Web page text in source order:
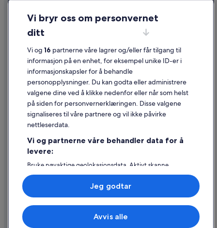
Juridisk informasjon / kontakt oss
Retningslinjer for innhold og rapportering av innhold
Hjelp
Kontakt oss
Avbestille eller endre bestillingen
Refusjonsprosessen og tidsrammer for refusjon
Internasjonale reisedokumenter
© 2026 Expedia, Inc., et Expedia Group-selskap. Med enerett. Expedia
Vi bryr oss om personvernet
ditt
Vi og 16 partnerne våre lagrer og/eller får tilgang til
informasjon på en enhet, for eksempel unike ID-er i
informasjonskapsler for å behandle
personopplysninger. Du kan godta eller administrere
valgene dine ved å klikke nedenfor eller når som helst
på siden for personvernerklæringen. Disse valgene
signaliseres til våre partnere og vil ikke påvirke
nettleserdata.
Vi og partnerne våre behandler data for å
levere:
Bruke nøyaktige geolokasjonsdata. Aktivt skanne
enhetsegenskaper for identifikasjon. Lagre og/eller få
tilgang til informasjon på en enhet. Personlig tilpasset
annonsering og innhold, annonsering- og
innholdsmåling, publikumsundersøkelser og
tjenesteutvikling.
Liste over partnere (leverandører)
Avvis alle
Jeg godtar